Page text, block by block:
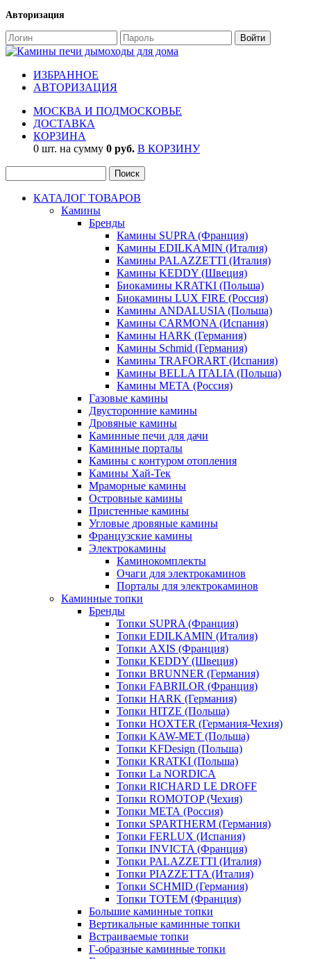
Авторизация
ИЗБРАННОЕ
АВТОРИЗАЦИЯ
МОСКВА И ПОДМОСКОВЬЕ
ДОСТАВКА
КОРЗИНА
0 шт. на сумму 0 руб. В КОРЗИНУ
КАТАЛОГ ТОВАРОВ
Камины
Бренды
Камины SUPRA (Франция)
Камины EDILKAMIN (Италия)
Камины PALAZZETTI (Италия)
Камины KEDDY (Швеция)
Биокамины KRATKI (Польша)
Биокамины LUX FIRE (Россия)
Камины ANDALUSIA (Польша)
Камины CARMONA (Испания)
Камины HARK (Германия)
Камины Schmid (Германия)
Камины TRAFORART (Испания)
Камины BELLA ITALIA (Польша)
Камины МЕТА (Россия)
Газовые камины
Двусторонние камины
Дровяные камины
Каминные печи для дачи
Каминные порталы
Камины с контуром отопления
Камины Хай-Тек
Мраморные камины
Островные камины
Пристенные камины
Угловые дровяные камины
Французские камины
Электрокамины
Каминокомплекты
Очаги для электрокаминов
Порталы для электрокаминов
Каминные топки
Бренды
Топки SUPRA (Франция)
Топки EDILKAMIN (Италия)
Топки AXIS (Франция)
Топки KEDDY (Швеция)
Топки BRUNNER (Германия)
Топки FABRILOR (Франция)
Топки HARK (Германия)
Топки HITZE (Польша)
Топки HOXTER (Германия-Чехия)
Топки KAW-MET (Польша)
Топки KFDesign (Польша)
Топки KRATKI (Польша)
Топки La NORDICA
Топки RICHARD LE DROFF
Топки ROMOTOP (Чехия)
Топки МЕТА (Россия)
Топки SPARTHERM (Германия)
Топки FERLUX (Испания)
Топки INVICTA (Франция)
Топки PALAZZETTI (Италия)
Топки PIAZZETTA (Италия)
Топки SCHMID (Германия)
Топки TOTEM (Франция)
Большие каминные топки
Вертикальные каминные топки
Встраиваемые топки
Г-образные каминные топки